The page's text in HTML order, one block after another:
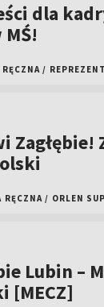
dla
/
Zagłębie!
RĘCZNA / ORLEN
Lubin –
[MECZ]